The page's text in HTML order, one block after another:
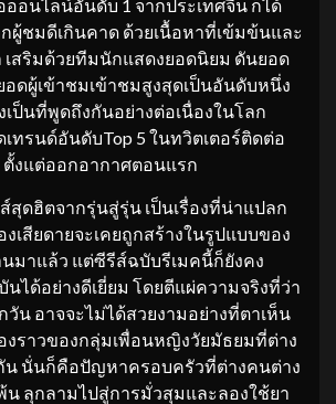
อนไลน์อันดับ 1 จากประเทศจีน ก็ได้
ผู้ชมดีเกินคาด ด้วยเนื้อหาที่เข้มข้นและ
เสริมด้วยทีมนักแสดงยอดนิยม ดันยอด
อดผู้เข้าชมเข้าชมสูงสุดเป็นอันดับหนึ่ง
เป็นที่พูดถึงกันอย่างต่อเนื่องในโลก
ทรนด์อันดับTop 5 ในทวิตเตอร์ติดต่อ
ตั้งแต่ออกอากาศตอนแรก
สุดฮิตจากรุ่นสู่รุ่น เป็นเรื่องที่น่าแปลก
เสียดายจะเคยถูกสร้างในรูปแบบของ
มาแล้ว แต่ซีรีส์ฉบับรีเมคนี้ก็ยังคง
นได้อย่างดีเยี่ยม โดยตีแผ่ความจริงที่ว่า
วัน อาจจะไม่ได้สวยงามอย่างที่ตาเห็น
องราวของกลุ่มเพื่อนหญิงวัยมัธยมที่ต่าง
น นั่นก็คือปัญหาครอบครัวที่ต่างคนต่าง
ลุกลามไปสู่การมั่วสุมและลองใช้ยา